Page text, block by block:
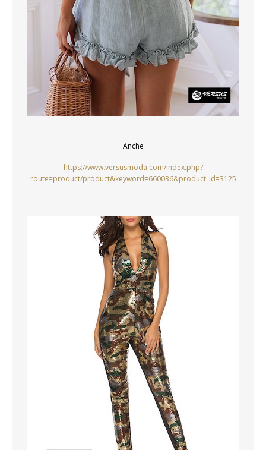
Anche
https://www.versusmoda.com/index.php?
route=product/product&keyword=660036&product_id=3125